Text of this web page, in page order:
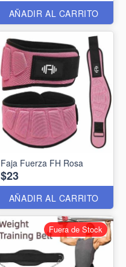
AÑADIR AL CARRITO
Faja Fuerza FH Rosa
$23
AÑADIR AL CARRITO
Fuera de Stock